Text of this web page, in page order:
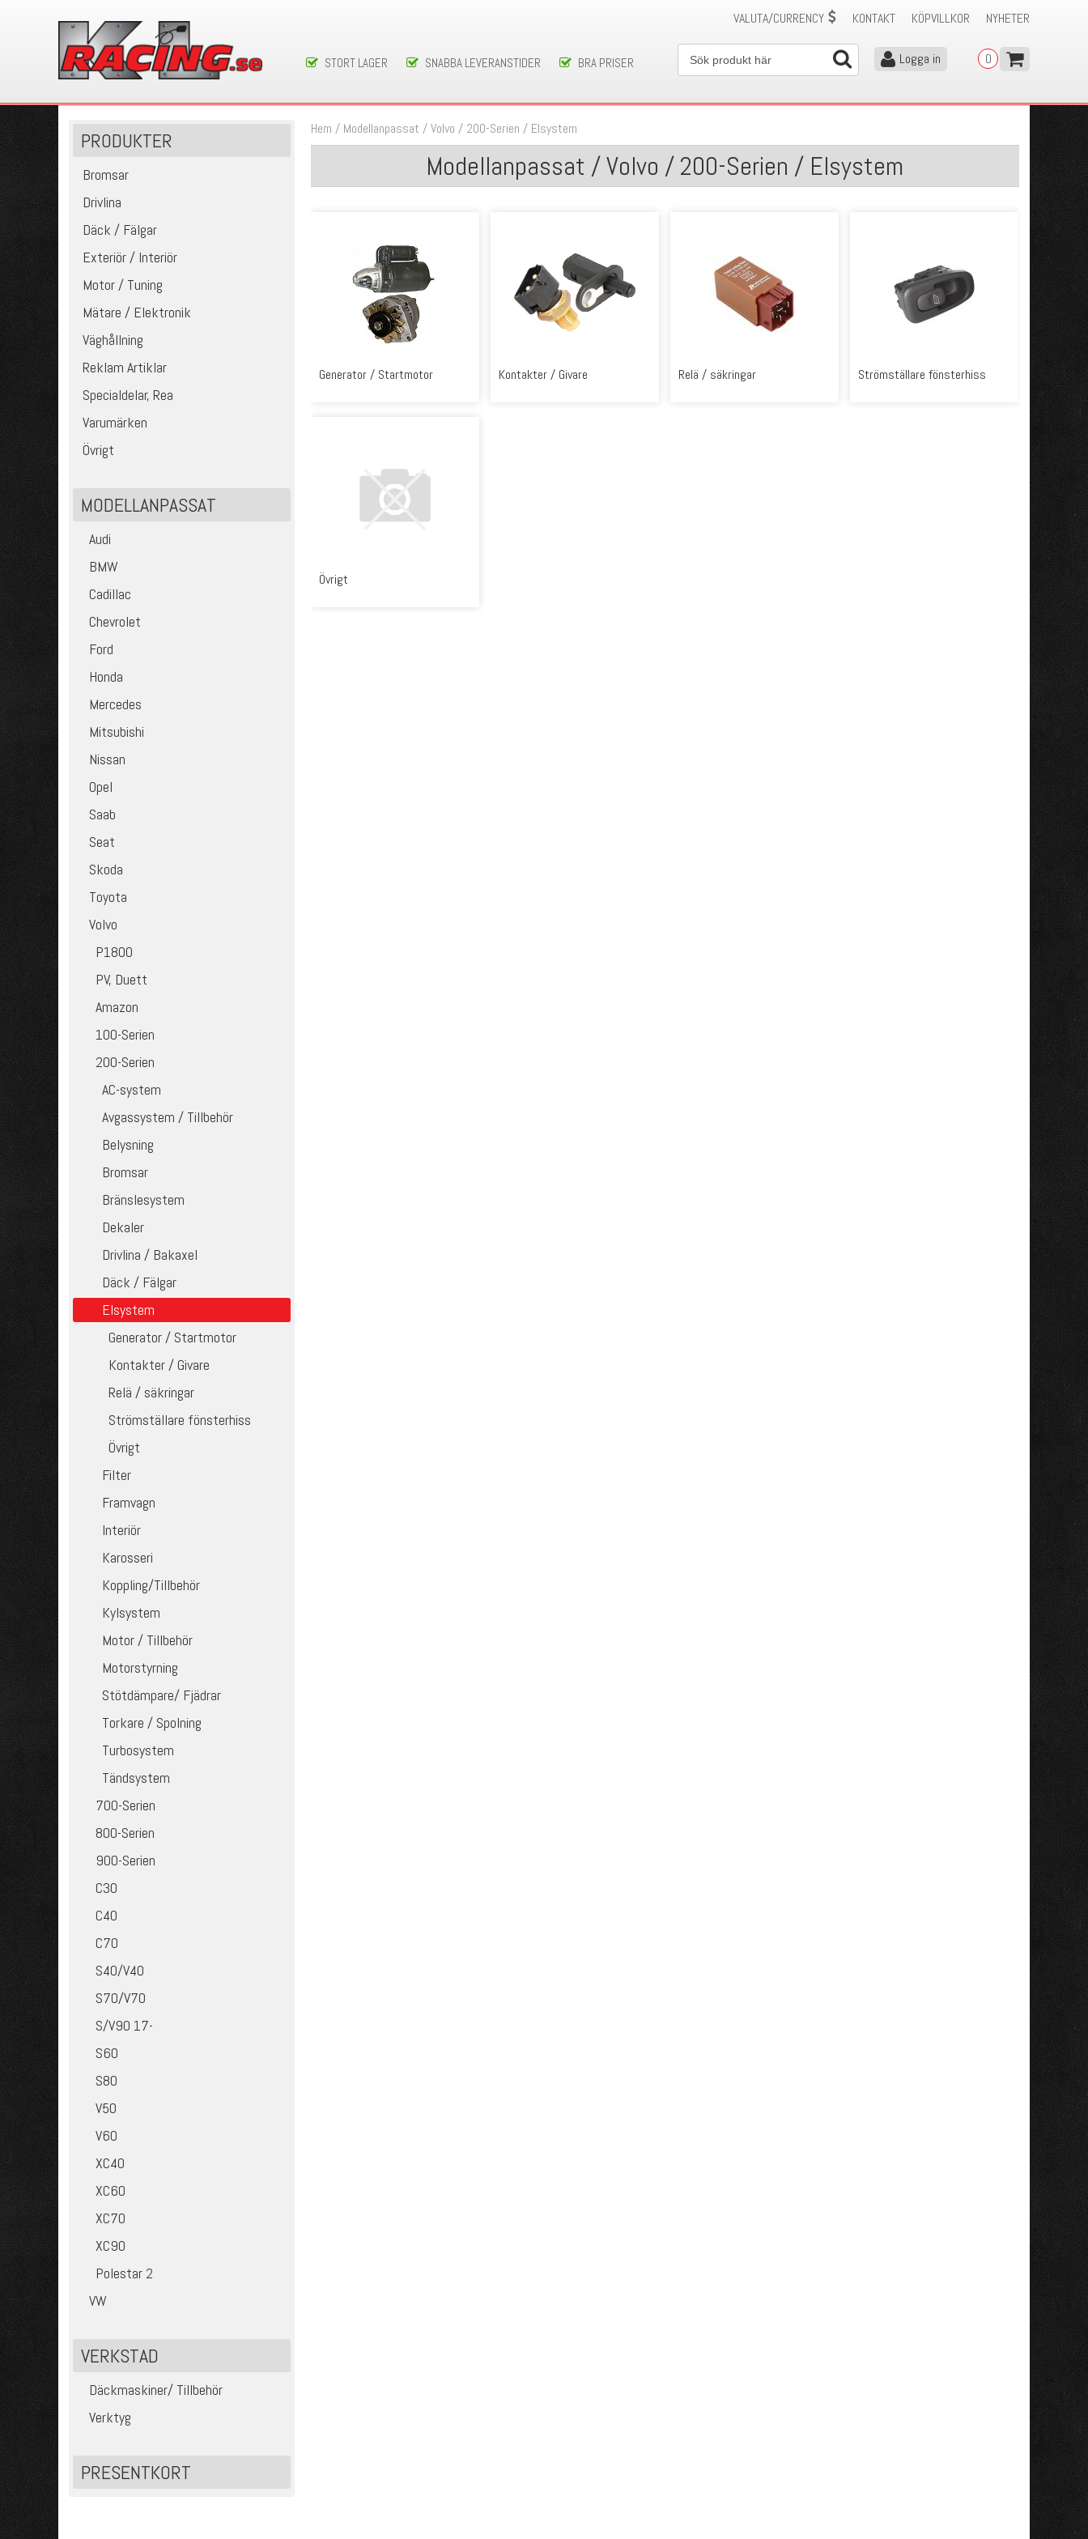
NYHETER
KÖPVILLKOR
KONTAKT
VALUTA/CURRENCY
STORT LAGER SNABBA LEVERANSTIDER BRA PRISER 0
Logga in
PRODUKTER
Bromsar
Drivlina
Däck / Fälgar
Exteriör / Interiör
Motor / Tuning
Mätare / Elektronik
Väghållning
Reklam Artiklar
Specialdelar, Rea
Varumärken
Övrigt
MODELLANPASSAT
Audi
BMW
Cadillac
Chevrolet
Ford
Honda
Mercedes
Mitsubishi
Nissan
Opel
Saab
Seat
Skoda
Toyota
Volvo
P1800
PV, Duett
Amazon
100-Serien
200-Serien
AC-system
Avgassystem / Tillbehör
Belysning
Bromsar
Bränslesystem
Dekaler
Drivlina / Bakaxel
Däck / Fälgar
Elsystem
Generator / Startmotor
Kontakter / Givare
Relä / säkringar
Strömställare fönsterhiss
Övrigt
Filter
Framvagn
Interiör
Karosseri
Koppling/Tillbehör
Kylsystem
Motor / Tillbehör
Motorstyrning
Stötdämpare/ Fjädrar
Torkare / Spolning
Turbosystem
Tändsystem
700-Serien
800-Serien
900-Serien
C30
C40
C70
S40/V40
S70/V70
S/V90 17-
S60
S80
V50
V60
XC40
XC60
XC70
XC90
Polestar 2
VW
VERKSTAD
Däckmaskiner/ Tillbehör
Verktyg
PRESENTKORT
Hem / Modellanpassat /Volvo / 200-Serien / Elsystem
Modellanpassat / Volvo / 200-Serien / Elsystem
Generator / Startmotor Kontakter / Givare Relä / säkringar Strömställare fönsterhiss
Övrigt